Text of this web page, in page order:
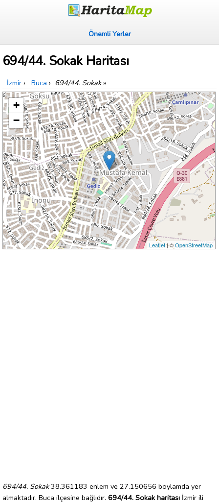
Önemli Yerler
694/44. Sokak Haritası
İzmir › Buca › 694/44. Sokak»
+
−
Leaflet| ©OpenStreetMap
694/44. Sokak38.361183 enlem ve 27.150656 boylamda yer
almaktadır. Buca ilçesine bağlıdır. 694/44. Sokak haritası İzmir ili